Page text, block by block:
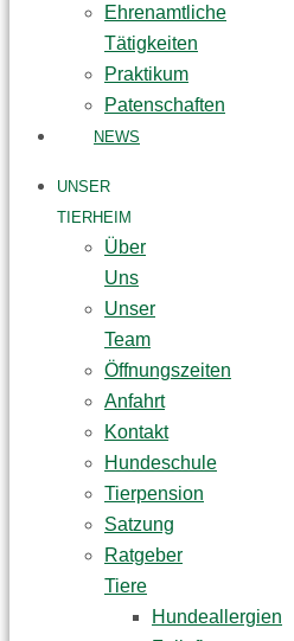
Ehrenamtliche
Tätigkeiten
Praktikum
Patenschaften
NEWS
UNSER
TIERHEIM
Über
Uns
Unser
Team
Öffnungszeiten
Anfahrt
Kontakt
Hundeschule
Tierpension
Satzung
Ratgeber
Tiere
Hundeallergien